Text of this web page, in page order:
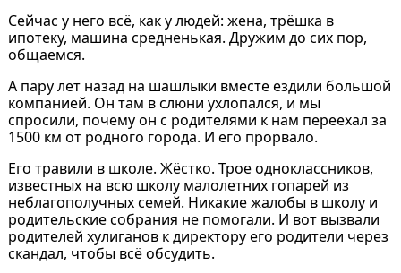
Сейчас у него всё, как у людей: жена, трёшка в
ипотеку, машина средненькая. Дружим до сих пор,
общаемся.
А пару лет назад на шашлыки вместе ездили большой
компанией. Он там в слюни ухлопался, и мы
спросили, почему он с родителями к нам переехал за
1500 км от родного города. И его прорвало.
Его травили в школе. Жёстко. Трое одноклассников,
известных на всю школу малолетних гопарей из
неблагополучных семей. Никакие жалобы в школу и
родительские собрания не помогали. И вот вызвали
родителей хулиганов к директору его родители через
скандал, чтобы всё обсудить.